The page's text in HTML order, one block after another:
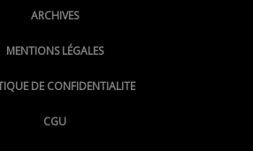
ARCHIVES
MENTIONS LÉGALES
DE CONFIDENTIALITE
CGU